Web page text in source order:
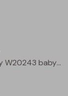
Olivia baby W20243 baby meisjes T-shirt lm Kit